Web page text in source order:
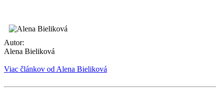
Autor:
Alena Bieliková
Viac článkov od Alena Bieliková